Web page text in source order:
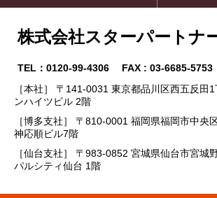
株式会社スターパートナ
TEL：0120-99-4306 FAX : 03-6685-5753
［本社］ 〒141-0031 東京都品川区西五反田
ンハイツビル 2階
［博多支社］ 〒810-0001 福岡県福岡市中央
神応順ビル7階
［仙台支社］ 〒983-0852 宮城県仙台市宮城
パルシティ仙台 1階